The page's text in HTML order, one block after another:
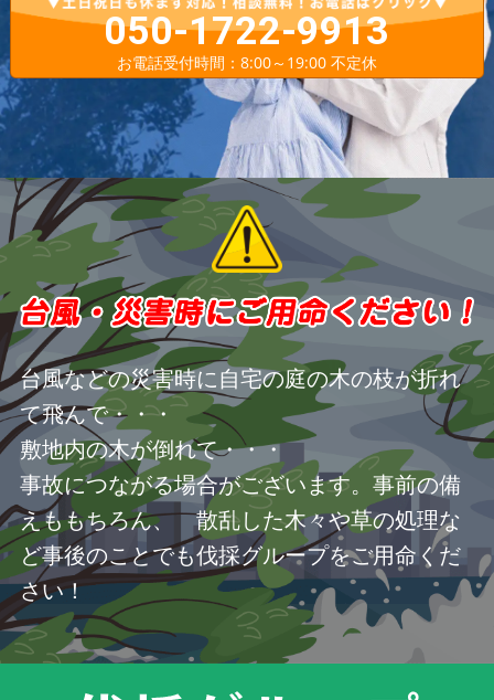
050-1722-9913
お電話受付時間：8:00～19:00 不定休
台風などの災害時に自宅の庭の木の枝が折れ
て飛んで・・・
敷地内の木が倒れて・・・
事故につながる場合がございます。事前の備
えももちろん、 散乱した木々や草の処理な
ど事後のことでも伐採グループをご用命くだ
さい！